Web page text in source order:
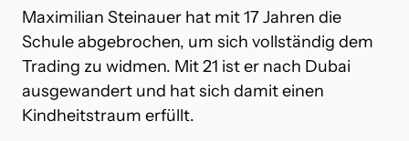
Maximilian Steinauer hat mit 17 Jahren die
Schule abgebrochen, um sich vollständig dem
Trading zu widmen. Mit 21 ist er nach Dubai
ausgewandert und hat sich damit einen
Kindheitstraum erfüllt.